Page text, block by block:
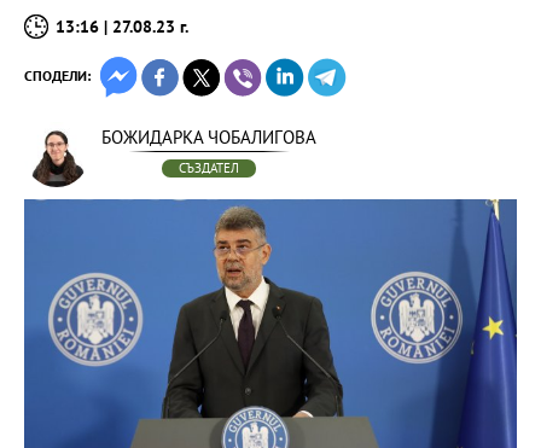
13:16 | 27.08.23 г.
СПОДЕЛИ:
БОЖИДАРКА ЧОБАЛИГОВА
СЪЗДАТЕЛ